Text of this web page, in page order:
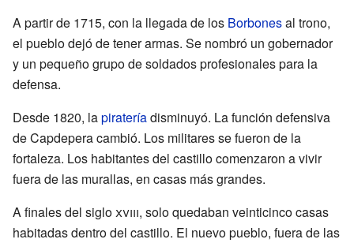
A partir de 1715, con la llegada de los Borbonesal trono,
el pueblo dejó de tener armas. Se nombró un gobernador
y un pequeño grupo de soldados profesionales para la
defensa.
Desde 1820, lapirateríadisminuyó. La función defensiva
de Capdepera cambió. Los militares se fueron de la
fortaleza. Los habitantes del castillo comenzaron a vivir
fuera de las murallas, en casas más grandes.
A finales del sigloxviii, solo quedaban veinticinco casas
habitadas dentro del castillo. El nuevo pueblo, fuera de las